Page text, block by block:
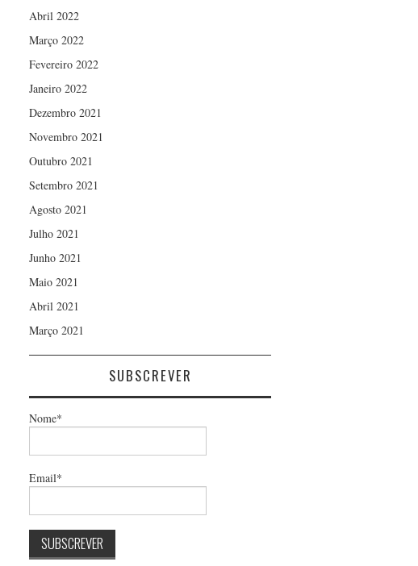
Abril 2022
Março 2022
Fevereiro 2022
Janeiro 2022
Dezembro 2021
Novembro 2021
Outubro 2021
Setembro 2021
Agosto 2021
Julho 2021
Junho 2021
Maio 2021
Abril 2021
Março 2021
SUBSCREVER
Nome*
Email*